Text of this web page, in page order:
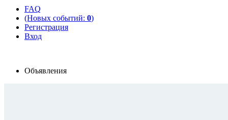
FAQ
(Новых событий: 0)
Регистрация
Вход
Объявления